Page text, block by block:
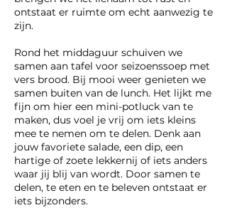
ontstaat er ruimte om echt aanwezig te
zijn.
Rond het middaguur schuiven we
samen aan tafel voor seizoenssoep met
vers brood. Bij mooi weer genieten we
samen buiten van de lunch. Het lijkt me
fijn om hier een mini-potluck van te
maken, dus voel je vrij om iets kleins
mee te nemen om te delen. Denk aan
jouw favoriete salade, een dip, een
hartige of zoete lekkernij of iets anders
waar jij blij van wordt. Door samen te
delen, te eten en te beleven ontstaat er
iets bijzonders.